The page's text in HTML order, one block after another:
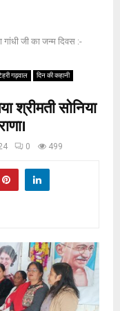
गांधी जी का जन्म दिवस :-
गढ़वाल
दिन की कहानी
श्रीमती सोनिया
0 499